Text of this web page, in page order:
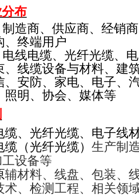
布
制造商、供应商、经销
、终端用户
线电缆、光纤光缆、
、线缆设备与材料、建
、安防、家电、电子、
照明、协会、媒体等
缆、光纤光缆、电子线
（光纤光缆） 生产制
设备等
辅材料、线盘、包装、
术、检测工程、相关领